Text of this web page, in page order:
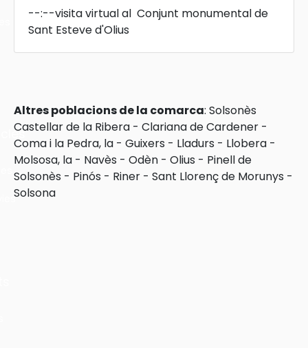
--:--visita virtual al Conjunt monumental de
Sant Esteve d'Olius
Altres poblacions de la comarca: Solsonès
Castellar de la Ribera - Clariana de Cardener -
Coma i la Pedra, la - Guixers - Lladurs - Llobera -
Molsosa, la - Navès - Odèn - Olius - Pinell de
Solsonès - Pinós - Riner - Sant Llorenç de Morunys -
Solsona